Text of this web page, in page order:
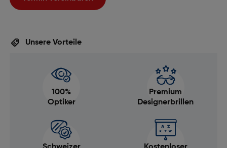
Unsere Vorteile
100%
Optiker
Premium
Designerbrillen